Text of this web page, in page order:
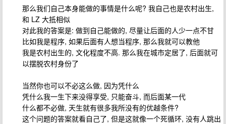
那么我们自己本身能做的事情是什么呢? 我自己也是农村出生,
和 LZ 大抵相似
对此我的答案是: 做到自己能做的, 尽量让后面的人少一点不甘
比如我是程序, 如果后面有人想当程序, 那么我就可以教他
我是农村出生的, 文化程度不高. 那么我在城市定居了, 后面就可
以摆脱农村身份了
当然你也可以不必这么做, 因为凭什么
凭什么我一生下来没得享受, 只能奋斗, 而后面某一代
什么都不必做, 天生就有很多我所没有的优越条件?
这个问题的答案就看自己了, 但是这就像一个死循环, 没有人跳出